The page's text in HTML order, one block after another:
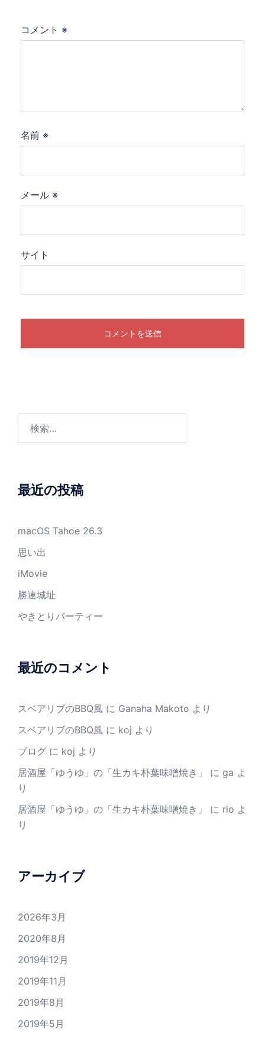
コメント ※
名前 ※
メール ※
サイト
最近の投稿
macOS Tahoe 26.3
思い出
iMovie
勝連城址
やきとりパーティー
最近のコメント
スベアリブのBBQ風 に Ganaha Makoto より
スベアリブのBBQ風 に koj より
ブログ に koj より
居酒屋「ゆうゆ」の「生カキ朴葉味噌焼き」
に ga よ
り
居酒屋「ゆうゆ」の「生カキ朴葉味噌焼き」
に rio よ
り
アーカイブ
2026年3月
2020年8月
2019年12月
2019年11月
2019年8月
2019年5月